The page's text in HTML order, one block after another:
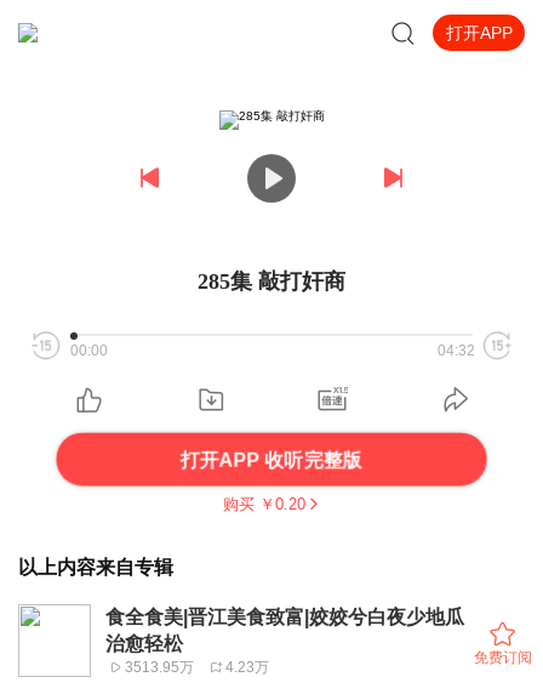
打开APP
285集 敲打奸商
00:00 04:32
打开APP 收听完整版
购买 ￥ 0.20
以上内容来自专辑
食全食美|晋江美食致富|姣姣兮白夜少地瓜
治愈轻松
3513.95万 4.23万
免费订阅